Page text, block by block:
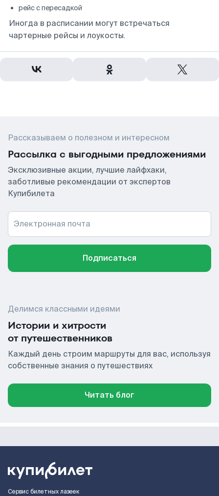
рейс с пересадкой
Иногда в расписании могут встречаться
чартерные рейсы и лоукосты.
Рассказываем о полезном и интересном
Рассылка с выгодными предложениями
Эксклюзивные акции, лучшие лайфхаки,
заботливые рекомендации от экспертов
Купибилета
Электронная почта
Подписаться
Делимся классными идеями
Истории и хитрости
от путешественников
Каждый день строим маршруты для вас, используя
собственные знания о путешествиях
Читать блог
Сервис билетных лазеек